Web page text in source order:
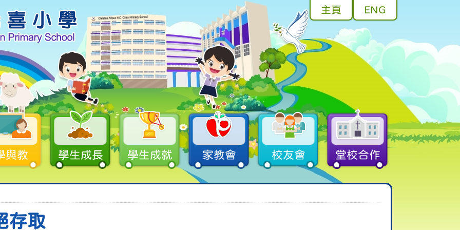
主頁 ENG
與教 學生成長 學生成就 家教會 校友會 堂校合作
存取